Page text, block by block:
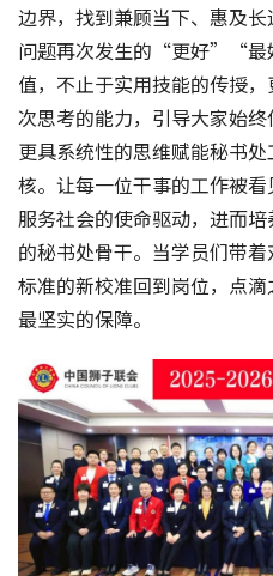
边界，找到兼顾当下、惠及
问题再次发生的“更好”“最
值，不止于实用技能的传授
次思考的能力，引导大家始
更具系统性的思维赋能秘书
核。让每一位干事的工作被
服务社会的使命驱动，进而
的秘书处骨干。当学员们带
标准的新校准回到岗位，点
最坚实的保障。